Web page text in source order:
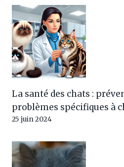
La santé des chats :
problèmes spécifiques à
25 juin 2024